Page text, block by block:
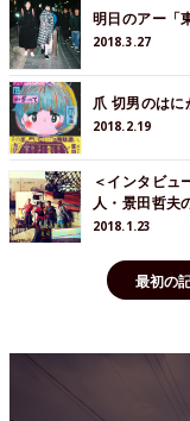
明日のアー「
2018.3.27
爪 切男のは
2018.2.19
＜インタビュ
人・景田哲夫
2018.1.23
最初の